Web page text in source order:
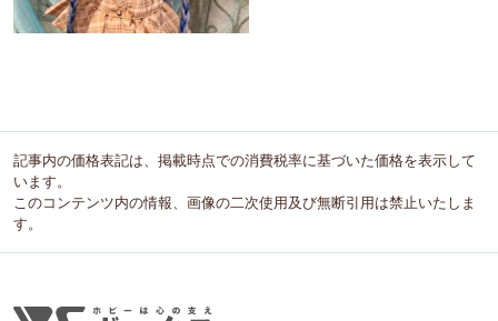
記事内の価格表記は、掲載時点での消費税率に基づいた価格を表示して
います。
このコンテンツ内の情報、画像の二次使用及び無断引用は禁止いたしま
す。